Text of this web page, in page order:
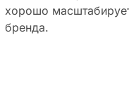
хорошо
бренда.